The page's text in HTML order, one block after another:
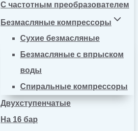
С частотным преобразователем
Безмасляные компрессоры
Сухие безмасляные
Безмасляные с впрыском
воды
Спиральные компрессоры
Двухступенчатые
На 16 бар